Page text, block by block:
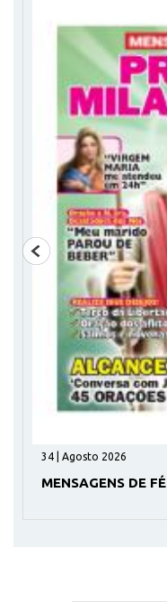
34 | Agosto 2026
MENSAGENS DE FÉ